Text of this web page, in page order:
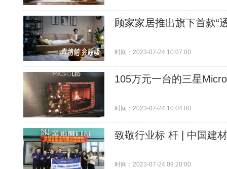
顾家家居推出旗下首款“
时间：2023-07-24 10:07:00
105万元一台的三星
时间：2023-07-24 10:04:00
致敬行业标 杆 | 中国建
时间：2023-07-24 09:20:00